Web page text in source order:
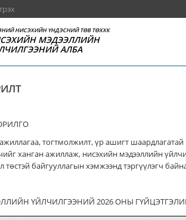
НИСЭХИЙН ҮНДЭСНИЙ ТӨВ ТӨХХК
МЭДЭЭЛЛИЙН
АЛБА
тогтмолжилт, үр ашигт шаардлагатай
ханган ажиллаж, нисэхийн мэдээллийн
байгууллагын хэмжээнд тэргүүлэгч
ҮЙЛЧИЛГЭЭНИЙ 2026 ОНЫ